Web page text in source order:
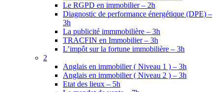
Le RGPD en immobilier – 2h
Diagnostic de performance énergétique (DPE) –
3h
La publicité immmobilière – 3h
TRACFIN en Immobilier – 3h
L’impôt sur la fortune immobilière – 3h
2
Anglais en immobilier ( Niveau 1 ) – 3h
Anglais en immobilier ( Niveau 2 ) – 3h
Etat des lieux – 5h